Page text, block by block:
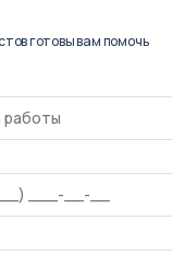
готовы вам помочь